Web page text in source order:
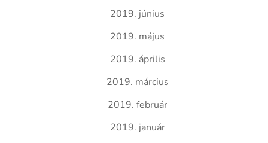
2019. június
2019. május
2019. április
2019. március
2019. február
2019. január